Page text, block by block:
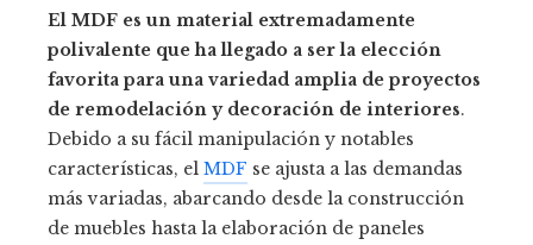
El MDF es un material extremadamente
polivalente que ha llegado a ser la elección
favorita para una variedad amplia de proyectos
de remodelación y decoración de interiores.
Debido a su fácil manipulación y notables
características, el MDF se ajusta a las demandas
más variadas, abarcando desde la construcción
de muebles hasta la elaboración de paneles